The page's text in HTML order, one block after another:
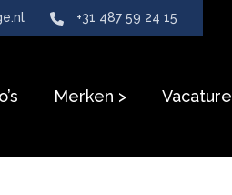
+31 487 59 24 15
Merken Vacature